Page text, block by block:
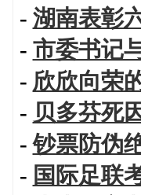
- 湖南表彰
- 市委书记
- 欣欣向荣
- 贝多芬死
-钞票防伪
- 国际足联